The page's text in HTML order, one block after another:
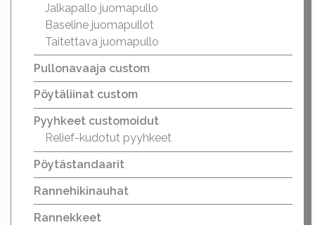
Jalkapallo juomapullo
Baseline juomapullot
Taitettava juomapullo
Pullonavaaja custom
Pöytäliinat custom
Pyyhkeet customoidut
Relief-kudotut pyyhkeet
Pöytästandaarit
Rannehikinauhat
Rannekkeet